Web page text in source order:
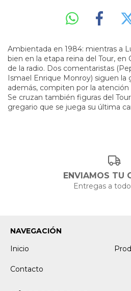
Ambientada en 1984: mientras a
bien en la etapa reina del Tour,
de la radio. Dos comentaristas
Ismael Enrique Monroy) siguen la
además, compiten por la
Se cruzan también figuras del
gregario que se juega su última
ENVIAMOS TU
Entregas a
NAVEGACIÓN
Inicio
Contacto